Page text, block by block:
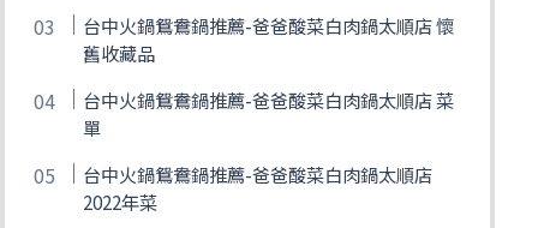
台中火鍋鴛鴦鍋推薦-爸爸酸菜白肉鍋太順店 懷
舊收藏品
台中火鍋鴛鴦鍋推薦-爸爸酸菜白肉鍋太順店 菜
單
台中火鍋鴛鴦鍋推薦-爸爸酸菜白肉鍋太順店
2022年菜